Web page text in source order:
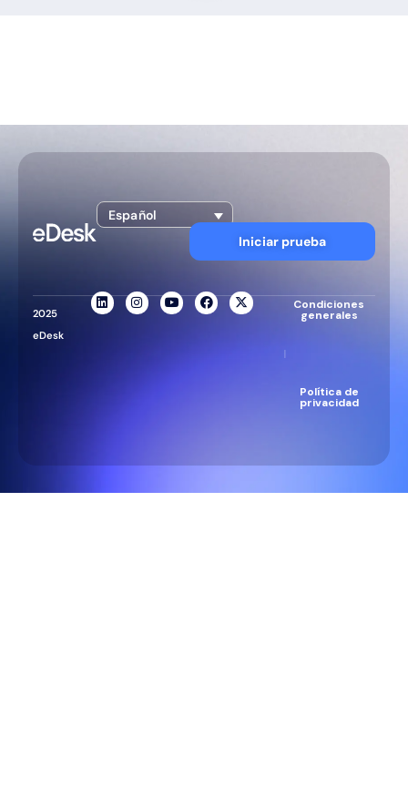
Español
Iniciar prueba
2025
eDesk
Condiciones
generales
|
Política de
privacidad